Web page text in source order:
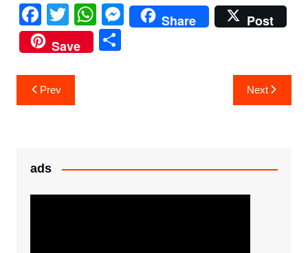
F
a
c
e
b
k
T
w
itt
er
W
h
at
M
e
er
Share
Post
Save
S
Post
navigation
Prev Next
ads